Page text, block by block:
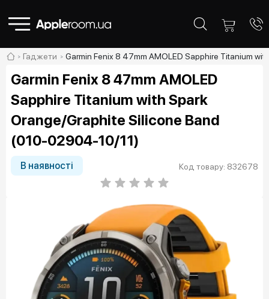
Гаджети Garmin Fenix 8 47mm AMOLED Sapphire Titanium
Garmin Fenix 8 47mm AMOLED
Sapphire Titanium with Spark
Orange/Graphite Silicone Band
(010-02904-10/11)
В наявності Код товару: 832678